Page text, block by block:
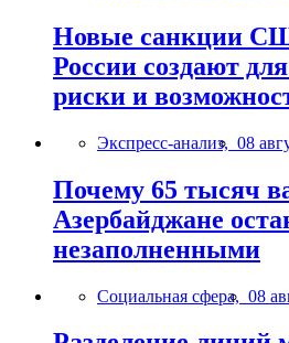
Новые санкции
России создают
риски и
Экспресс-анализ, 08
Почему 65 тысяч
Азербайджане
незаполненными
Социальная сфера, 08